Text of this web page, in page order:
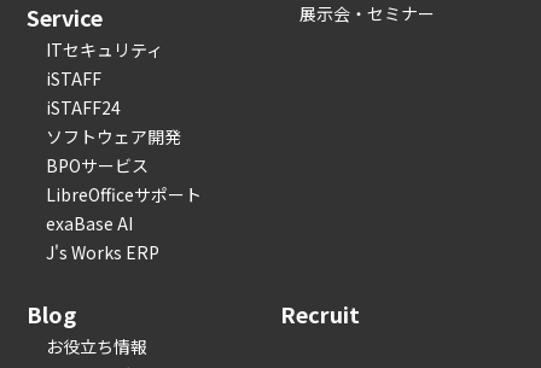
Service
ITセキュリティ
iSTAFF
iSTAFF24
ソフトウェア開発
BPOサービス
LibreOfficeサポート
exaBase AI
J's Works ERP
展示会・セミナー
Blog
お役立ち情報
Recruit